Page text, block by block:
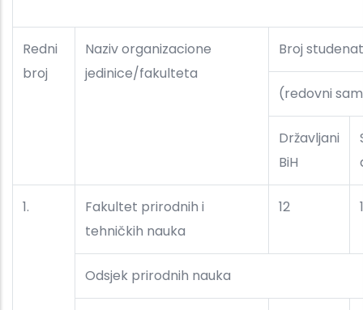
Redni
broj
Naziv organizacione
jedinice/fakulteta
Broj
(redovni
Državljani
BiH
1.
Fakultet prirodnih i
tehničkih nauka
12
Odsjek prirodnih nauka